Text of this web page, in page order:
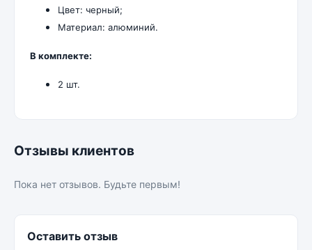
Цвет: черный;
Материал: алюминий.
В комплекте:
2 шт.
Отзывы клиентов
Пока нет отзывов. Будьте первым!
Оставить отзыв